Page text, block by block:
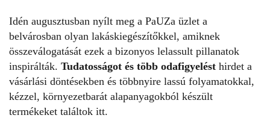
Idén augusztusban nyílt meg a PaUZa üzlet a
belvárosban olyan lakáskiegészítőkkel, amiknek
összeválogatását ezek a bizonyos lelassult pillanatok
inspirálták. Tudatosságot és több odafigyelést hirdet a
vásárlási döntésekben és többnyire lassú folyamatokkal,
kézzel, környezetbarát alapanyagokból készült
termékeket találtok itt.